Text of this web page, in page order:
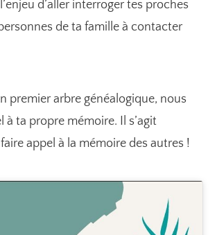
d’aller interroger tes proches
de ta famille à contacter
premier arbre généalogique, nous
à ta propre mémoire. Il s’agit
appel à la mémoire des autres !